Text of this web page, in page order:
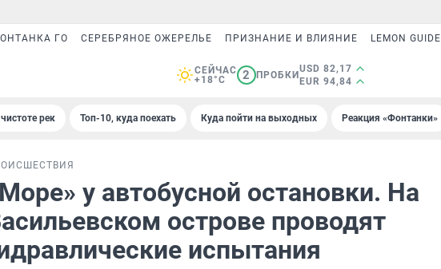
ГО СЕРЕБРЯНОЕ ОЖЕРЕЛЬЕ ПРИЗНАНИЕ И ВЛИЯНИЕ LEMON GUIDE
СЕЙЧАС
+18°C
2 ПРОБКИ
USD 82,17
EUR 94,84
рек Топ-10, куда поехать Куда пойти на выходных Реакция «Фонтанки»
у автобусной остановки. На
острове проводят
испытания